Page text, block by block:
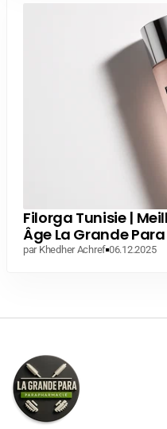
Filorga Tunisie |
Âge La Grande Para
par Khedher Achref 06.12.2025